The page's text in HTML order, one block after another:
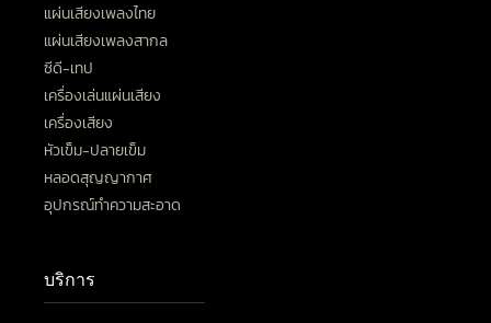
แผ่นเสียงเพลงไทย
แผ่นเสียงเพลงสากล
ซีดี-เทป
เครื่องเล่นแผ่นเสียง
เครื่องเสียง
หัวเข็ม-ปลายเข็ม
หลอดสุญญากาศ
อุปกรณ์ทำความสะอาด
บริการ